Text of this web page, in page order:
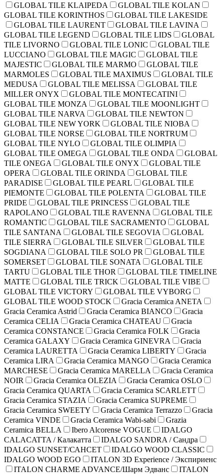
GLOBAL TILE KLAIPEDA
GLOBAL TILE KOLAN
GLOBAL TILE KORINTHOS
GLOBAL TILE LAKESIDE
GLOBAL TILE LAURENT
GLOBAL TILE LAVINA
GLOBAL TILE LEGEND
GLOBAL TILE LIDS
GLOBAL
TILE LIVORNO
GLOBAL TILE LONIC
GLOBAL TILE
LUCCIANO
GLOBAL TILE MAGIC
GLOBAL TILE
MAJESTIC
GLOBAL TILE MARMO
GLOBAL TILE
MARMOLES
GLOBAL TILE MAXIMUS
GLOBAL TILE
MEDUSA
GLOBAL TILE MELISSA
GLOBAL TILE
MILLER ONYX
GLOBAL TILE MONTECATINI
GLOBAL TILE MONZA
GLOBAL TILE MOONLIGHT
GLOBAL TILE NARVA
GLOBAL TILE NEWTON
GLOBAL TILE NEW YORK
GLOBAL TILE NIOBA
GLOBAL TILE NORSE
GLOBAL TILE NORTRUM
GLOBAL TILE NYLO
GLOBAL TILE OLIMPIA
GLOBAL TILE OMEGA
GLOBAL TILE ONDA
GLOBAL
TILE ONEGA
GLOBAL TILE ONYX
GLOBAL TILE
OPERA
GLOBAL TILE ORINDA
GLOBAL TILE
PARADISE
GLOBAL TILE PEARL
GLOBAL TILE
PIEMONTE
GLOBAL TILE POLENTA
GLOBAL TILE
PRIDE
GLOBAL TILE PRINCESS
GLOBAL TILE
RAPOLANO
GLOBAL TILE RAVENNA
GLOBAL TILE
ROMANTIC
GLOBAL TILE SACRAMENTO
GLOBAL
TILE SANTANA
GLOBAL TILE SEGOVIA
GLOBAL
TILE SIERRA
GLOBAL TILE SILVER
GLOBAL TILE
SOGDIANA
GLOBAL TILE SOLO PR
GLOBAL TILE
SOMERSET
GLOBAL TILE SONATA
GLOBAL TILE
TARTU
GLOBAL TILE THOR
GLOBAL TILE TIMELINE
MATTE
GLOBAL TILE TRICK
GLOBAL TILE VIBE
GLOBAL TILE VICTORY
GLOBAL TILE VYBORG
GLOBAL TILE WOOD STOCK
Gracia Ceramica ANETA
Gracia Ceramica Astrid
Gracia Ceramica BIANCO
Gracia
Ceramica CELIA
Gracia Ceramica CHATEAU
Gracia
Ceramica CONSTANCE
Gracia Ceramica FOLK
Gracia
Ceramica GALAXY
Gracia Ceramica GINEVRA
Gracia
Ceramica LAURETTA
Gracia Ceramica LIBERTY
Gracia
Ceramica LIRA
Gracia Ceramica MANGO
Gracia Ceramica
MARCHESE
Gracia Ceramica MARELLA
Gracia Ceramica
NOIR
Gracia Ceramica OLEZIA
Gracia Ceramica OSLO
Gracia Ceramica QUARTA
Gracia Ceramica SCARLETT
Gracia Ceramica STAZIA
Gracia Ceramica SUPREME
Gracia Ceramica SWEETY
Gracia Ceramica Terrazzo
Gracia
Ceramica VINDE
Gracia Ceramica Wabi-sabi
Grazia
Ceramica BELLA
Ibero Alcorense VOGUE
IDALGO
CALACATTA / Калакатта
IDALGO SANDRA / Сандра
IDALGO SUNSET/САНСЕТ
IDALGO WOOD CLASSIC
IDALGO WOOD EGO
ITALON 3D Experience / Экспириенс
ITALON CHARME ADVANCE/Шарм Эдванс
ITALON